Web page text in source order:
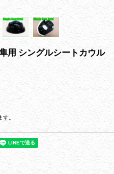
用 シングルシートカウル
。